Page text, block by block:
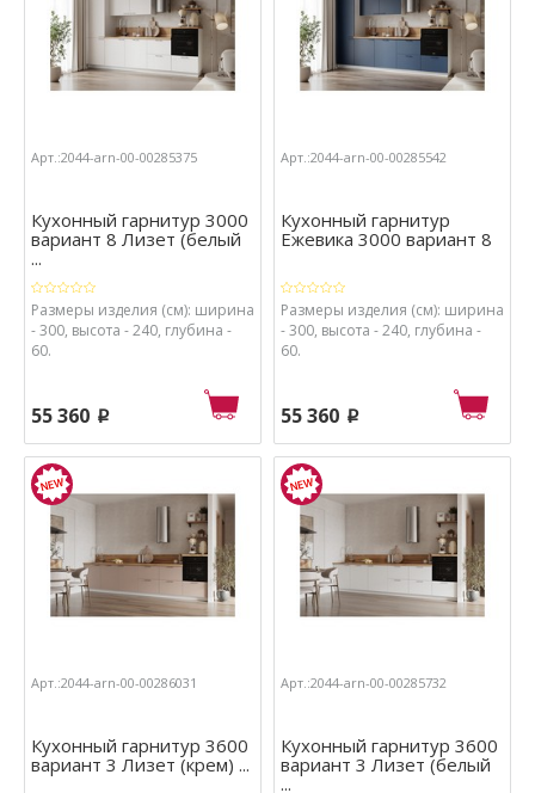
Арт.:2044-arn-00-00285375
Кухонный гарнитур 3000
вариант 8 Лизет (белый
...
Размеры изделия (см): ширина
- 300, высота - 240, глубина -
60.
55 360 p
Арт.:2044-arn-00-00285542
Кухонный гарнитур
Ежевика 3000 вариант 8
Размеры изделия (см): ширина
- 300, высота - 240, глубина -
60.
55 360 p
Арт.:2044-arn-00-00286031
Кухонный гарнитур 3600
вариант 3 Лизет (крем) ...
Арт.:2044-arn-00-00285732
Кухонный гарнитур 3600
вариант 3 Лизет (белый
...